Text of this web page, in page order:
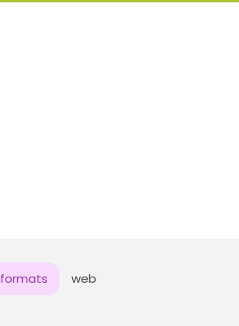
formats web